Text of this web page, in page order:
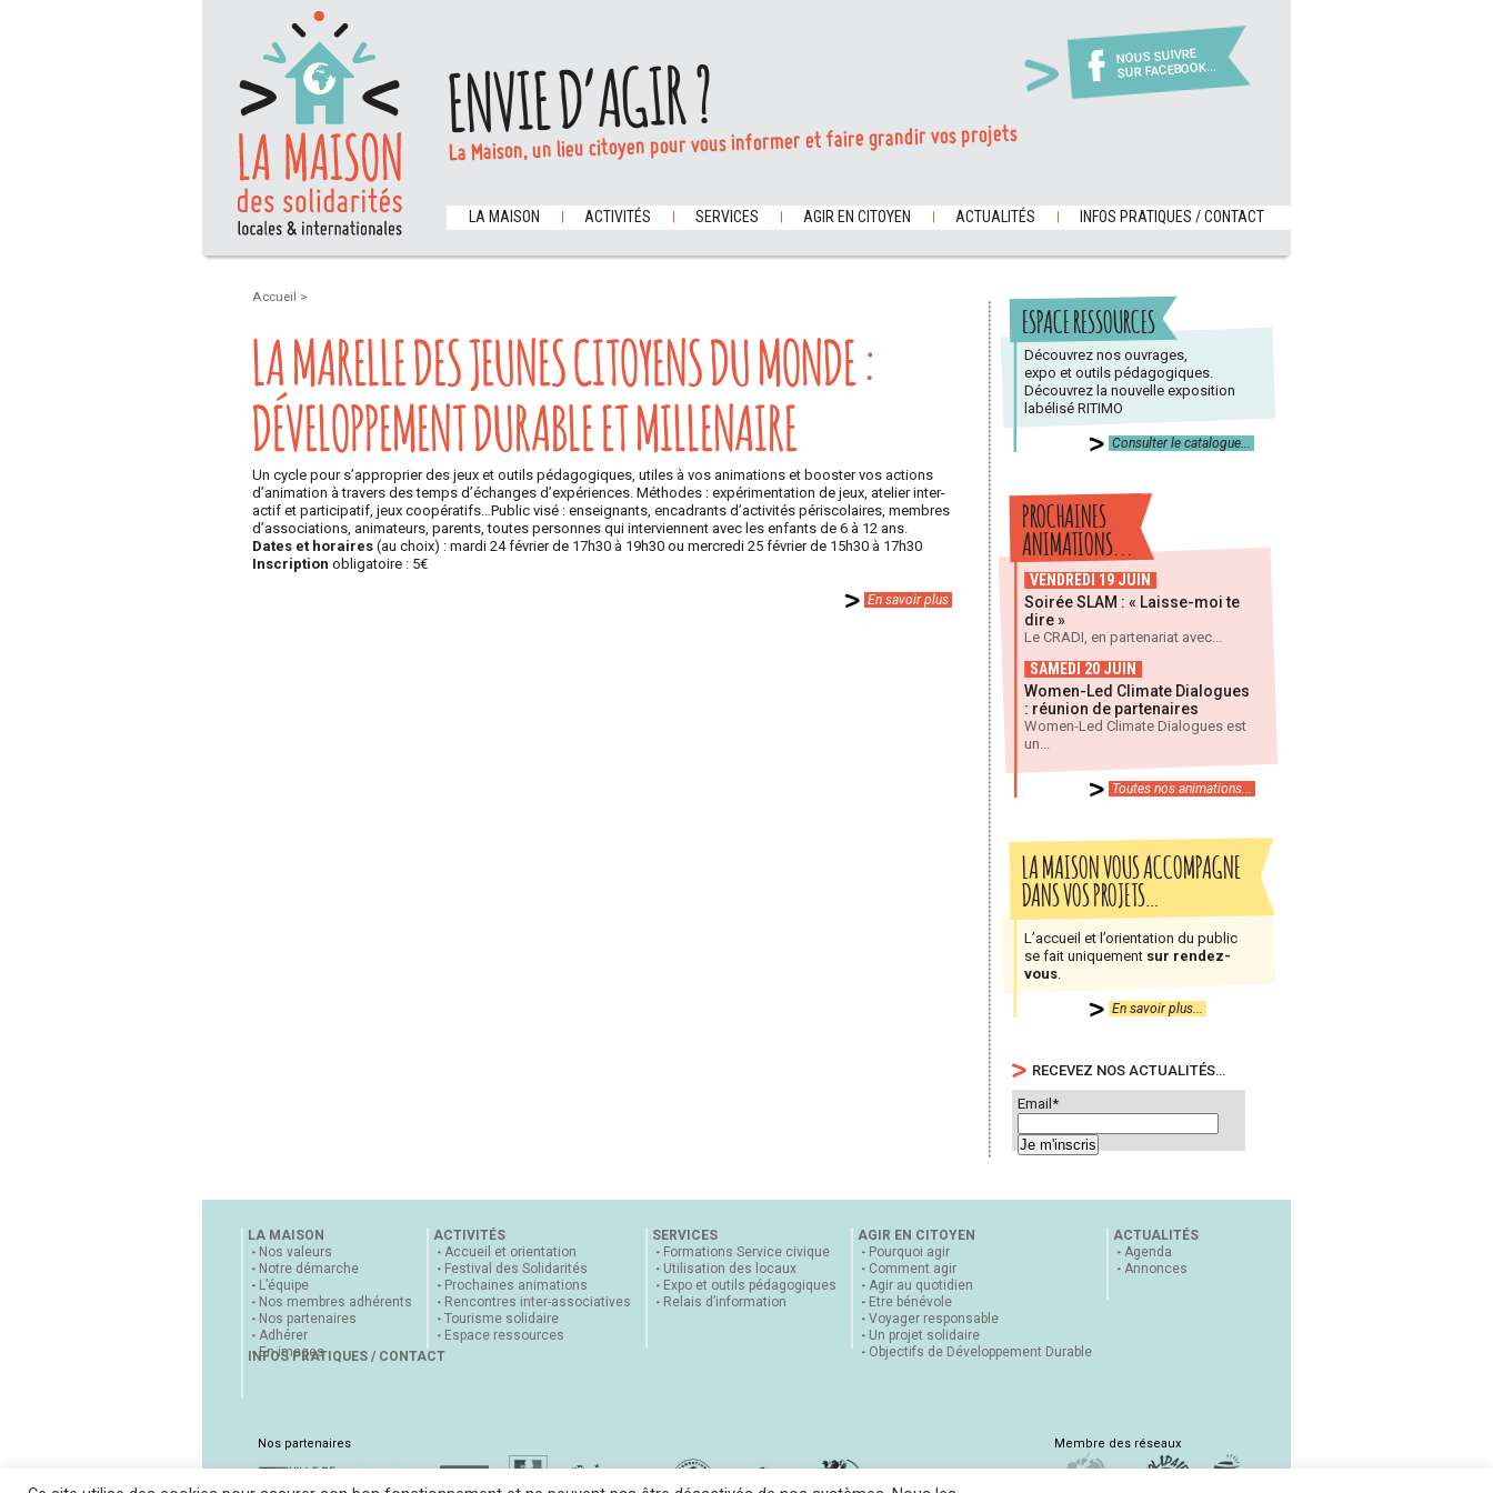
NOUS SUIVRE
SUR FACEBOOK...
ENVIE D’AGIR ?
La Maison, un lieu citoyen pour vous informer et faire grandir vos projets
LA MAISON ACTIVITÉS SERVICES AGIR EN CITOYEN ACTUALITÉS INFOS PRATIQUES / CONTACT
Accueil >
LA MARELLE DES JEUNES CITOYENS DU MONDE :
DÉVELOPPEMENT DURABLE ET MILLENAIRE
Un cycle pour s’approprier des jeux et outils pédagogiques, utiles à vos animations et booster vos actions
d’animation à travers des temps d’échanges d’expériences. Méthodes : expérimentation de jeux, atelier inter-
actif et participatif, jeux coopératifs…Public visé : enseignants, encadrants d’activités périscolaires, membres
d’associations, animateurs, parents, toutes personnes qui interviennent avec les enfants de 6 à 12 ans.
Dates et horaires (au choix) : mardi 24 février de 17h30 à 19h30 ou mercredi 25 février de 15h30 à 17h30
Inscription obligatoire : 5€
En savoir plus
ESPACE RESSOURCES
Découvrez nos ouvrages,
expo et outils pédagogiques.
Découvrez la nouvelle exposition
labélisé RITIMO
Consulter le catalogue...
PROCHAINES
ANIMATIONS...
VENDREDI 19 JUIN
Soirée SLAM : « Laisse-moi te
dire »
Le CRADI, en partenariat avec...
SAMEDI 20 JUIN
Women-Led Climate Dialogues
: réunion de partenaires
Women-Led Climate Dialogues est
un...
Toutes nos animations...
LA MAISON VOUS ACCOMPAGNE
DANS VOS PROJETS…
L’accueil et l’orientation du public
se fait uniquement sur rendez-
vous
En savoir plus...
RECEVEZ NOS ACTUALITÉS…
Email*
LA MAISON
Nos valeurs
Notre démarche
L’équipe
Nos membres adhérents
Nos partenaires
Adhérer
En images
ACTIVITÉS
Accueil et orientation
Festival des Solidarités
Prochaines animations
Rencontres inter-associatives
Tourisme solidaire
Espace ressources
SERVICES
Formations Service civique
Utilisation des locaux
Expo et outils pédagogiques
Relais d’information
AGIR EN CITOYEN
Pourquoi agir
Comment agir
Agir au quotidien
Etre bénévole
Voyager responsable
Un projet solidaire
Objectifs de Développement Durable
ACTUALITÉS
Agenda
Annonces
INFOS PRATIQUES / CONTACT
Nos partenaires Membre des réseaux